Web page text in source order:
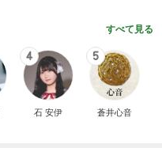
すべて見る
4
石 安伊
5
蒼井心音